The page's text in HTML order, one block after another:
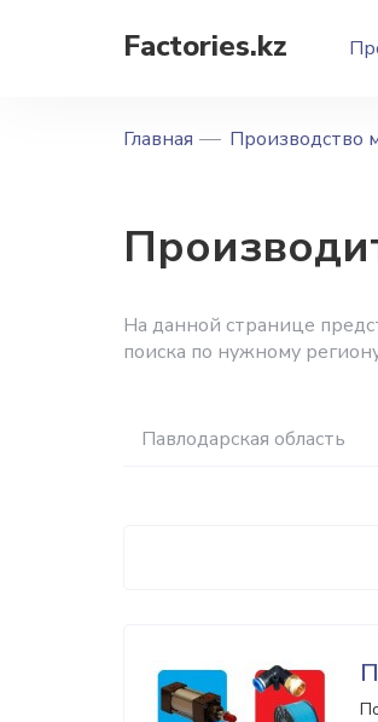
Factories.kz
Главная Производство
На данной странице
поиска по нужному
Павлодарская область